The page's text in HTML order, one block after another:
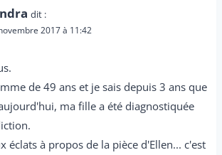
dit :
2017 à 11:42
de 49 ans et je sais depuis 3 ans que
ma fille a été diagnostiquée
éclats à propos de la pièce d'Ellen... c'est